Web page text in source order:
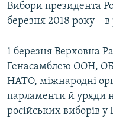
Вибори президента
березня 2018 року –
1 березня Верховна
Генасамблею ООН,
НАТО, міжнародні
парламенти й уряди
російських виборів у